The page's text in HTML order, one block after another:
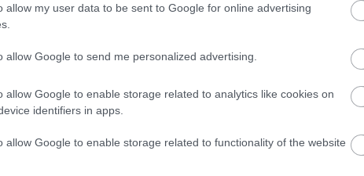
allow my user data to be sent to Google for online advertising
allow Google to send me personalized advertising.
allow Google to enable storage related to analytics like cookies on
identifiers in apps.
allow Google to enable storage related to functionality of the website
on is!
és iOS-re
működését!